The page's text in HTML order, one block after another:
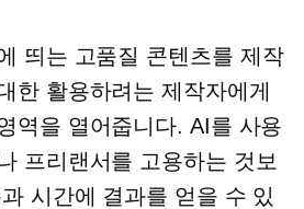
띄는 고품질 콘텐츠를 제작
한 활용하려는 제작자에게
역을 열어줍니다. AI를 사용
프리랜서를 고용하는 것보
시간에 결과를 얻을 수 있